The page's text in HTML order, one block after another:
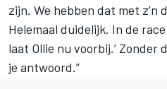
zijn. We hebben dat met z’n
Helemaal duidelijk. In de
laat Ollie nu voorbij.’ Zonder
je antwoord.”